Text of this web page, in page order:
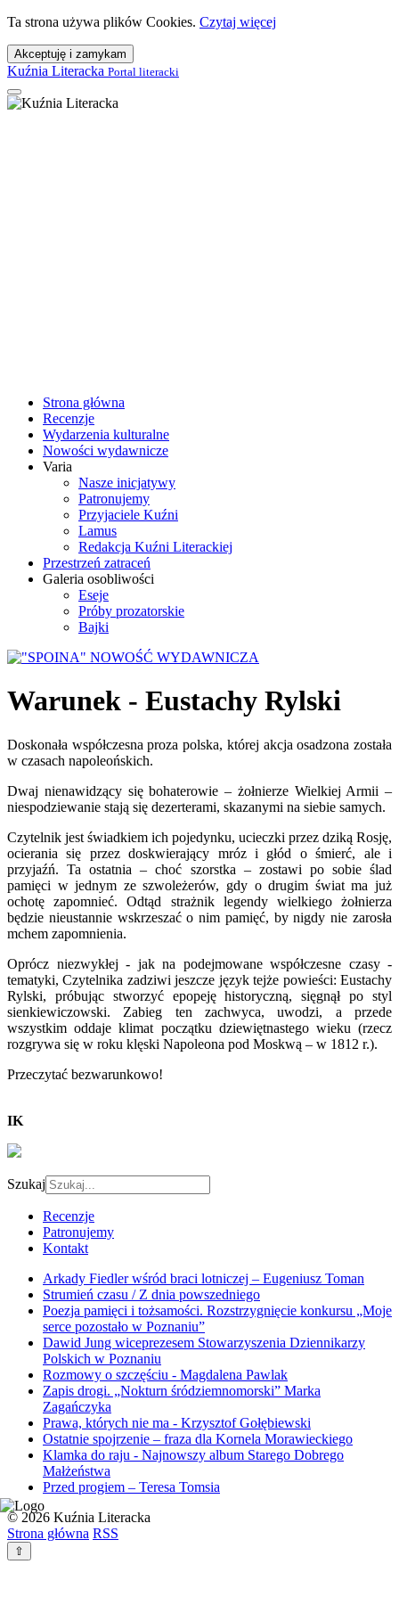
Ta strona używa plików Cookies. Czytaj więcej
Akceptuję i zamykam
Kuźnia Literacka Portal literacki
Strona główna
Recenzje
Wydarzenia kulturalne
Nowości wydawnicze
Varia
Nasze inicjatywy
Patronujemy
Przyjaciele Kuźni
Lamus
Redakcja Kuźni Literackiej
Przestrzeń zatraceń
Galeria osobliwości
Eseje
Próby prozatorskie
Bajki
Warunek - Eustachy Rylski
Doskonała współczesna proza polska, której akcja osadzona została
w czasach napoleońskich.
Dwaj nienawidzący się bohaterowie – żołnierze Wielkiej Armii –
niespodziewanie stają się dezerterami, skazanymi na siebie samych.
Czytelnik jest świadkiem ich pojedynku, ucieczki przez dziką Rosję,
ocierania się przez doskwierający mróz i głód o śmierć, ale i
przyjaźń. Ta ostatnia – choć szorstka – zostawi po sobie ślad
pamięci w jednym ze szwoleżerów, gdy o drugim świat ma już
ochotę zapomnieć. Odtąd strażnik legendy wielkiego żołnierza
będzie nieustannie wskrzeszać o nim pamięć, by nigdy nie zarosła
mchem zapomnienia.
Oprócz niezwykłej - jak na podejmowane współczesne czasy -
tematyki, Czytelnika zadziwi jeszcze język tejże powieści: Eustachy
Rylski, próbując stworzyć epopeję historyczną, sięgnął po styl
sienkiewiczowski. Zabieg ten zachwyca, uwodzi, a przede
wszystkim oddaje klimat początku dziewiętnastego wieku (rzecz
rozgrywa się w roku klęski Napoleona pod Moskwą – w 1812 r.).
Przeczytać bezwarunkowo!
IK
Szukaj
Recenzje
Patronujemy
Kontakt
Arkady Fiedler wśród braci lotniczej – Eugeniusz Toman
Strumień czasu / Z dnia powszedniego
Poezja pamięci i tożsamości. Rozstrzygnięcie konkursu „Moje
serce pozostało w Poznaniu”
Dawid Jung wiceprezesem Stowarzyszenia Dziennikarzy
Polskich w Poznaniu
Rozmowy o szczęściu - Magdalena Pawlak
Zapis drogi. „Nokturn śródziemnomorski” Marka
Zagańczyka
Prawa, których nie ma - Krzysztof Gołębiewski
Ostatnie spojrzenie – fraza dla Kornela Morawieckiego
Klamka do raju - Najnowszy album Starego Dobrego
Małżeństwa
Przed progiem – Teresa Tomsia
© 2026 Kuźnia Literacka
Strona główna RSS
⇧